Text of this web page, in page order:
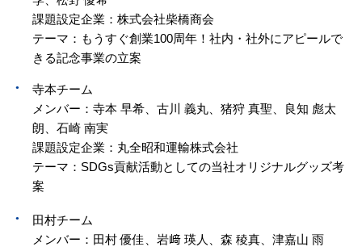
課題設定企業：株式会社柴橋商会
テーマ：もうすぐ創業100周年！社内・社外にアピールで
きる記念事業の立案
寺本チーム
メンバー：寺本 早希、古川 義丸、猪狩 真聖、良知 彪太
朗、石崎 南実
課題設定企業：丸全昭和運輸株式会社
テーマ：SDGs貢献活動としての当社オリジナルグッズ考
案
田村チーム
メンバー：田村 優佳、岩﨑 瑛人、森 稜真、津嘉山 雨